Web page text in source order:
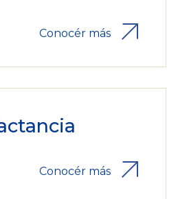
Conocér más
Conocér más